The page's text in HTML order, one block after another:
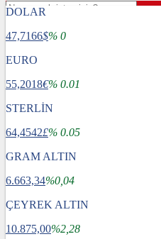
DOLAR
47,7166$% 0
EURO
55,2018€% 0.01
STERLİN
64,4542£% 0.05
GRAM ALTIN
6.663,34%0,04
ÇEYREK ALTIN
10.875,00%2,28